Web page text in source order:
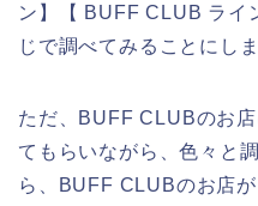
ン】【 BUFF CLUB ライ
じで調べてみることにしま
ただ、BUFF CLUBのお
てもらいながら、色々と
ら、BUFF CLUBのお店